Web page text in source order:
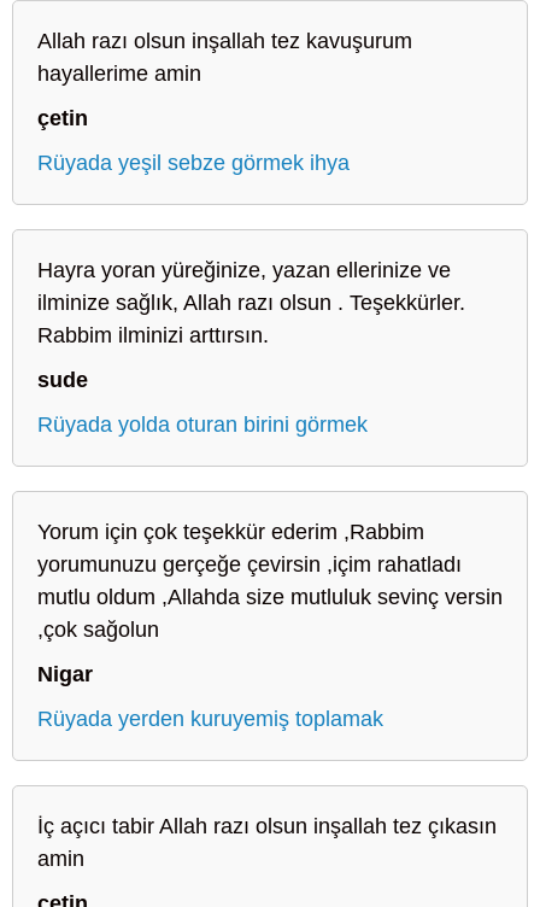
Allah razı olsun inşallah tez kavuşurum
hayallerime amin
çetin
Rüyada yeşil sebze görmek ihya
Hayra yoran yüreğinize, yazan ellerinize ve
ilminize sağlık, Allah razı olsun . Teşekkürler.
Rabbim ilminizi arttırsın.
sude
Rüyada yolda oturan birini görmek
Yorum için çok teşekkür ederim ,Rabbim
yorumunuzu gerçeğe çevirsin ,içim rahatladı
mutlu oldum ,Allahda size mutluluk sevinç versin
,çok sağolun
Nigar
Rüyada yerden kuruyemiş toplamak
İç açıcı tabir Allah razı olsun inşallah tez çıkasın
amin